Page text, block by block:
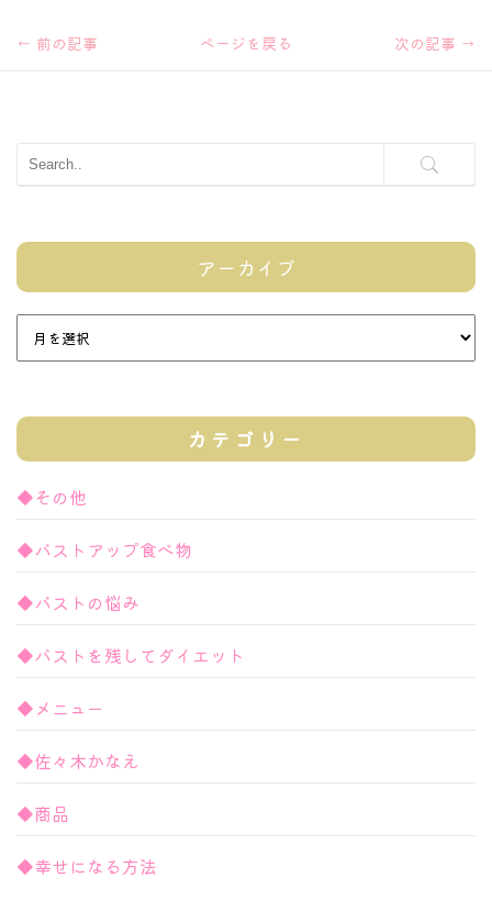
← 前の記事 ページを戻る 次の記事 →
アーカイブ
カテゴリー
◆その他
◆バストアップ食べ物
◆バストの悩み
◆バストを残してダイエット
◆メニュー
◆佐々木かなえ
◆商品
◆幸せになる方法